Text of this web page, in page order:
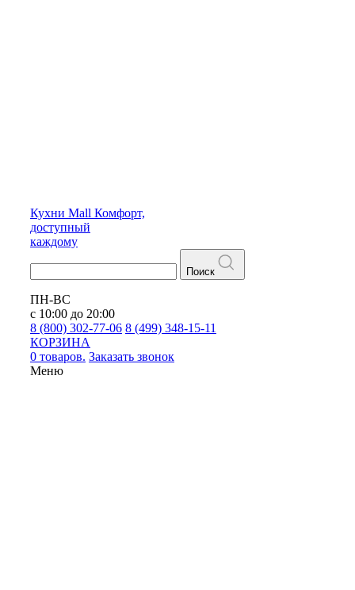
Кухни Mall Комфорт,
доступный
каждому
Поиск
ПН-ВС
с 10:00 до 20:00
8 (800) 302-77-06 8 (499) 348-15-11
КОРЗИНА
0 товаров. Заказать звонок
Меню